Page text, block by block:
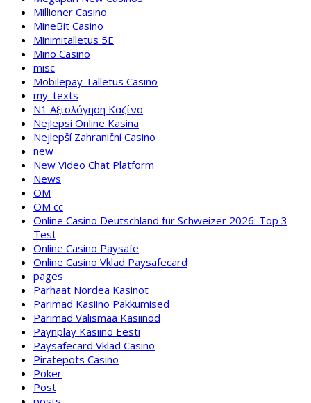
Millioner Casino
MineBit Casino
Minimitalletus 5E
Mino Casino
misc
Mobilepay Talletus Casino
my_texts
N1 Αξιολόγηση Καζίνο
Nejlepsi Online Kasina
Nejlepší Zahraniční Casino
new
New Video Chat Platform
News
OM
OM cc
Online Casino Deutschland für Schweizer 2026: Top 3
Test
Online Casino Paysafe
Online Casino Vklad Paysafecard
pages
Parhaat Nordea Kasinot
Parimad Kasiino Pakkumised
Parimad Välismaa Kasiinod
Paynplay Kasiino Eesti
Paysafecard Vklad Casino
Piratepots Casino
Poker
Post